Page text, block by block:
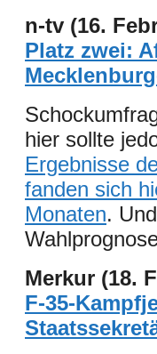
n-tv (16.
Platz zwei:
hier sollte
Ergebnisse
fanden sich
Monaten.
Merkur (18.
F-35-